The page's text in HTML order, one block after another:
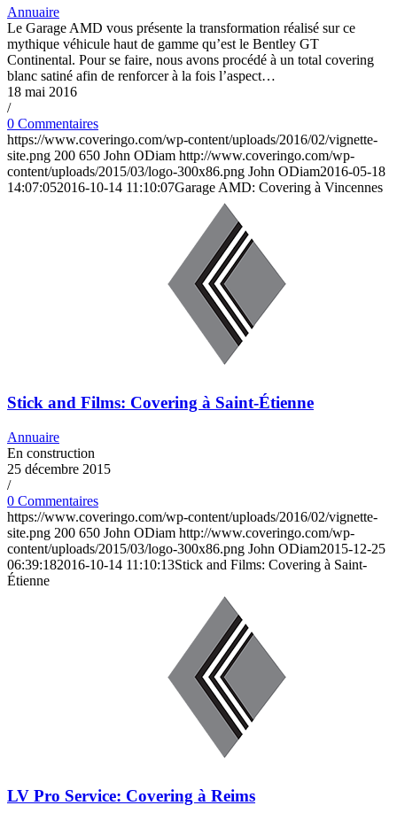
Annuaire
Le Garage AMD vous présente la transformation réalisé sur ce
mythique véhicule haut de gamme qu’est le Bentley GT
Continental. Pour se faire, nous avons procédé à un total covering
blanc satiné afin de renforcer à la fois l’aspect…
18 mai 2016
/
0 Commentaires
https://www.coveringo.com/wp-content/uploads/2016/02/vignette-
site.png 200 650 John ODiam http://www.coveringo.com/wp-
content/uploads/2015/03/logo-300x86.png John ODiam2016-05-18
14:07:052016-10-14 11:10:07Garage AMD: Covering à Vincennes
Stick and Films: Covering à Saint-Étienne
Annuaire
En construction
25 décembre 2015
/
0 Commentaires
https://www.coveringo.com/wp-content/uploads/2016/02/vignette-
site.png 200 650 John ODiam http://www.coveringo.com/wp-
content/uploads/2015/03/logo-300x86.png John ODiam2015-12-25
06:39:182016-10-14 11:10:13Stick and Films: Covering à Saint-
Étienne
LV Pro Service: Covering à Reims